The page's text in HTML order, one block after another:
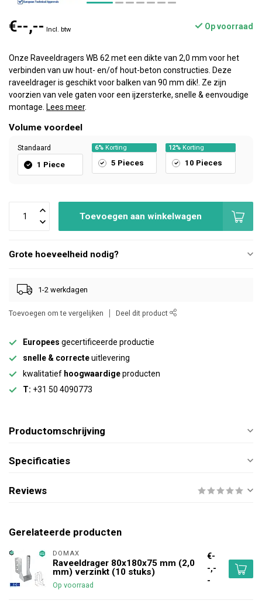
€--,-- Incl. btw Op voorraad
Onze Raveeldragers WB 62 met een dikte van 2,0 mm voor het
verbinden van uw hout- en/of hout-beton constructies. Deze
raveeldrager is geschikt voor balken van 90 mm dik!. Ze zijn
voorzien van vele gaten voor een ijzersterke, snelle & eenvoudige
montage. Lees meer.
Volume voordeel
Standaard
1 Piece
6%Korting
5 Pieces
12% Korting
10 Pieces
Toevoegen aan winkelwagen
Grote hoeveelheid nodig?
1-2 werkdagen
Toevoegen om te vergelijken Deel dit product
Europees gecertificeerde productie
snelle & correcteuitlevering
kwalitatief hoogwaardigeproducten
T: +31 50 4090773
Productomschrijving
Specificaties
Reviews
Gerelateerde producten
DOMAX
Raveeldrager 80x180x75 mm (2,0
mm) verzinkt (10 stuks)
Op voorraad
€-
-,-
-